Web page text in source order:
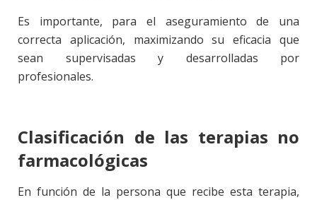
Es importante, para el aseguramiento de una
correcta aplicación, maximizando su eficacia que
sean supervisadas y desarrolladas por
profesionales.
Clasificación de las terapias no
farmacológicas
En función de la persona que recibe esta terapia,